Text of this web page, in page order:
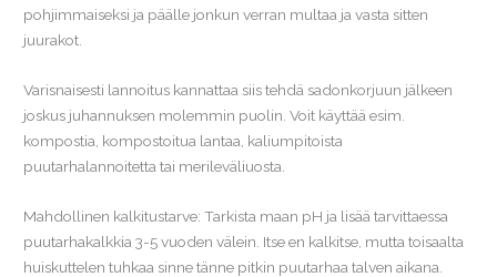
pohjimmaiseksi ja päälle jonkun verran multaa ja vasta sitten
juurakot.
Varisnaisesti lannoitus kannattaa siis tehdä sadonkorjuun jälkeen
joskus juhannuksen molemmin puolin. Voit käyttää esim.
kompostia, kompostoitua lantaa, kaliumpitoista
puutarhalannoitetta tai merileväliuosta.
Mahdollinen kalkitustarve: Tarkista maan pH ja lisää tarvittaessa
puutarhakalkkia 3-5 vuoden välein. Itse en kalkitse, mutta toisaalta
huiskuttelen tuhkaa sinne tänne pitkin puutarhaa talven aikana.